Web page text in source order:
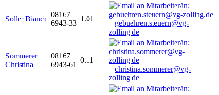
Soller Bianca
08167
6943-33
1.01
gebuehren.steuern@vg-
zolling.de
Sommerer
Christina
08167
6943-61
0.11
christina.sommerer@vg-
zolling.de